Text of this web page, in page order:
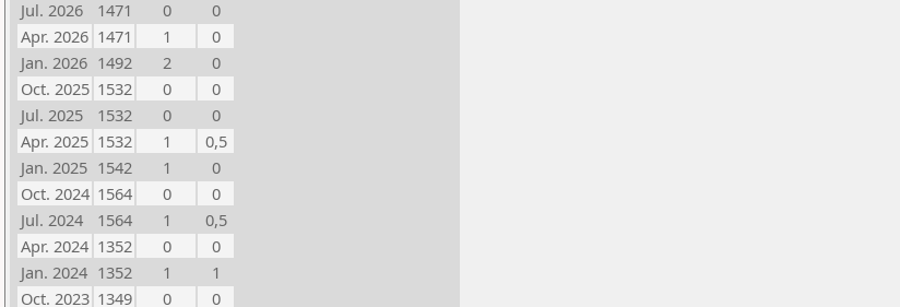
Jul. 2026
1471 0
0
Apr. 2026 1471 1
0
Jan. 2026 1492 2
0
Oct. 2025 1532 0
0
Jul. 2025
1532 0
0
Apr. 2025 1532 1
0,5
Jan. 2025 1542 1
0
Oct. 2024 1564 0
0
Jul. 2024
1564 1
0,5
Apr. 2024 1352 0
0
Jan. 2024 1352 1
1
Oct. 2023 1349 0
0